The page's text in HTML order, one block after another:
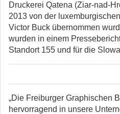
Druckerei Qatena (Ziar-nad-
2013 von der
Victor Buck übernommen
wurden in einem
Standort 155 und für die
„Die Freiburger Graphischen
hervorragend in unsere